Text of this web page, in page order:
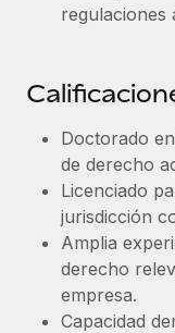
Gestionar las
Más
regulaciones
Doctorado
de derecho
Licenciado
jurisdicción
Amplia
derecho
empresa.
Capacidad